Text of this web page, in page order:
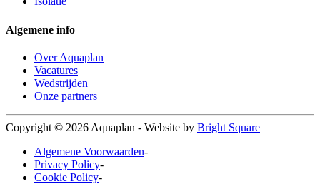
Algemene info
Over Aquaplan
Vacatures
Wedstrijden
Onze partners
Copyright © 2026 Aquaplan - Website by Bright Square
Algemene Voorwaarden-
Privacy Policy-
Cookie Policy-